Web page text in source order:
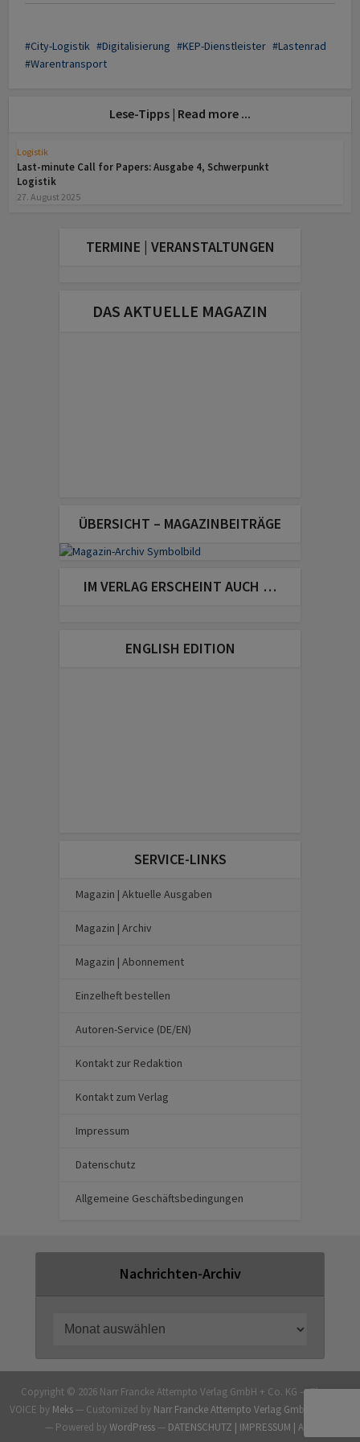
City-Logistik Digitalisierung KEP-Dienstleister
Lastenrad
Warentransport
Lese-Tipps | Read more ...
Logistik
Last-minute Call for Papers: Ausgabe 4, Schwerpunkt
Logistik
27. August 2025
TERMINE | VERANSTALTUNGEN
DAS AKTUELLE MAGAZIN
ÜBERSICHT – MAGAZINBEITRÄGE
IM VERLAG ERSCHEINT AUCH …
ENGLISH EDITION
SERVICE-LINKS
Magazin | Aktuelle Ausgaben
Magazin | Archiv
Magazin | Abonnement
Einzelheft bestellen
Autoren-Service (DE/EN)
Kontakt zur Redaktion
Kontakt zum Verlag
Impressum
Datenschutz
Allgemeine Geschäftsbedingungen
Nachrichten-Archiv
Copyright © 2026 Narr Francke Attempto Verlag GmbH + Co. KG — Theme
VOICE by Meks— Customized by Narr Francke Attempto Verlag GmbH + Co. KG
— Powered byWordPress— DATENSCHUTZ | IMPRESSUM | AGB